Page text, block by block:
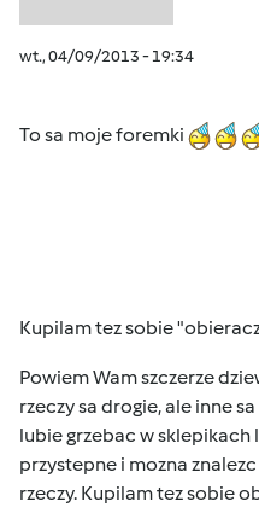
wt., 04/09/2013 - 19:34
To sa moje foremki
Kupilam tez sobie
Powiem Wam szczerze
rzeczy sa drogie, ale inne
lubie grzebac w sklepikach
przystepne i mozna
rzeczy. Kupilam tez sobie